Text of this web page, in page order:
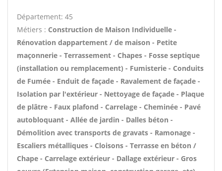
Département: 45
Métiers : Construction de Maison Individuelle -
Rénovation dappartement / de maison - Petite
maçonnerie - Terrassement - Chapes - Fosse septique
(installation ou remplacement) - Fumisterie - Conduits
de Fumée - Enduit de façade - Ravalement de façade -
Isolation par l'extérieur - Nettoyage de façade - Plaque
de plâtre - Faux plafond - Carrelage - Cheminée - Pavé
autobloquant - Allée de jardin - Dalles béton -
Démolition avec transports de gravats - Ramonage -
Escaliers métalliques - Cloisons - Terrasse en béton /
Chape - Carrelage extérieur - Dallage extérieur - Gros